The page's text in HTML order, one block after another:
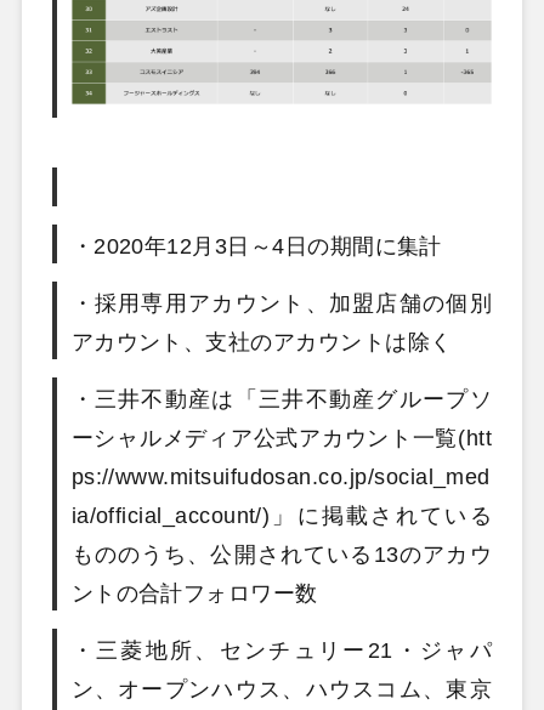
・2020年12月3日～4日の期間に集計
・採用専用アカウント、加盟店舗の個別
アカウント、支社のアカウントは除く
・三井不動産は「三井不動産グループソ
ーシャルメディア公式アカウント一覧(htt
ps://www.mitsuifudosan.co.jp/social_med
ia/official_account/)」に掲載されている
もののうち、公開されている13のアカウ
ントの合計フォロワー数
・三菱地所、センチュリー21・ジャパ
ン、オープンハウス、ハウスコム、東京